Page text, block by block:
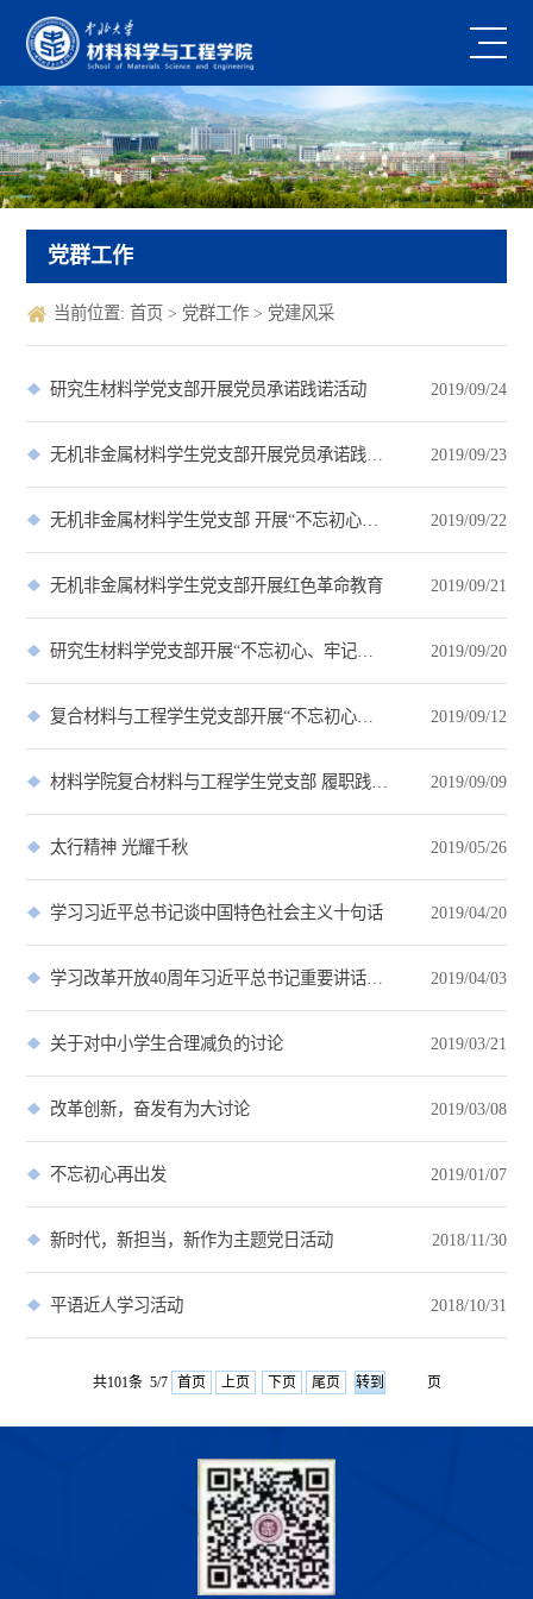
党群工作
当前位置: 首页 > 党群工作 > 党建风采
研究生材料学党支部开展党员承诺践诺活动 2019/09/24
2019/09/23
2019/09/22
无机非金属材料学生党支部开展红色革命教育 2019/09/21
2019/09/20
2019/09/12
2019/09/09
太行精神 光耀千秋 2019/05/26
学习习近平总书记谈中国特色社会主义十句话 2019/04/20
2019/04/03
关于对中小学生合理减负的讨论 2019/03/21
改革创新，奋发有为大讨论 2019/03/08
不忘初心再出发 2019/01/07
新时代，新担当，新作为主题党日活动 2018/11/30
平语近人学习活动 2018/10/31
共101条 5/7 首页 上页 下页 尾页 页